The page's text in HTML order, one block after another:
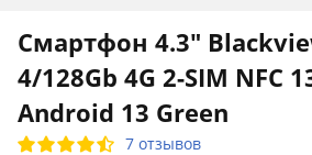
Смартфон 4.3"
4/128Gb 4G 2-SIM NFC
Android 13 Green
7 отзывов